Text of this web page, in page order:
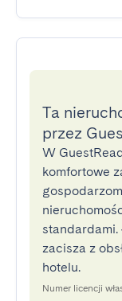
Ta
przez
W
komfortowe
zacisza z
hotelu.
Numer licencji